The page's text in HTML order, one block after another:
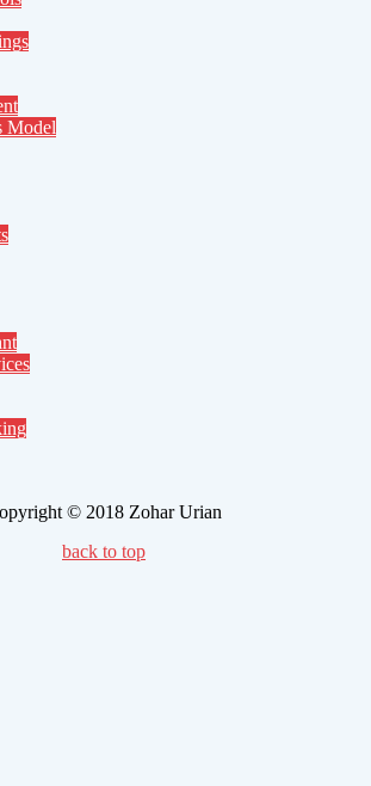
Model
© 2018 Zohar Urian
back to top